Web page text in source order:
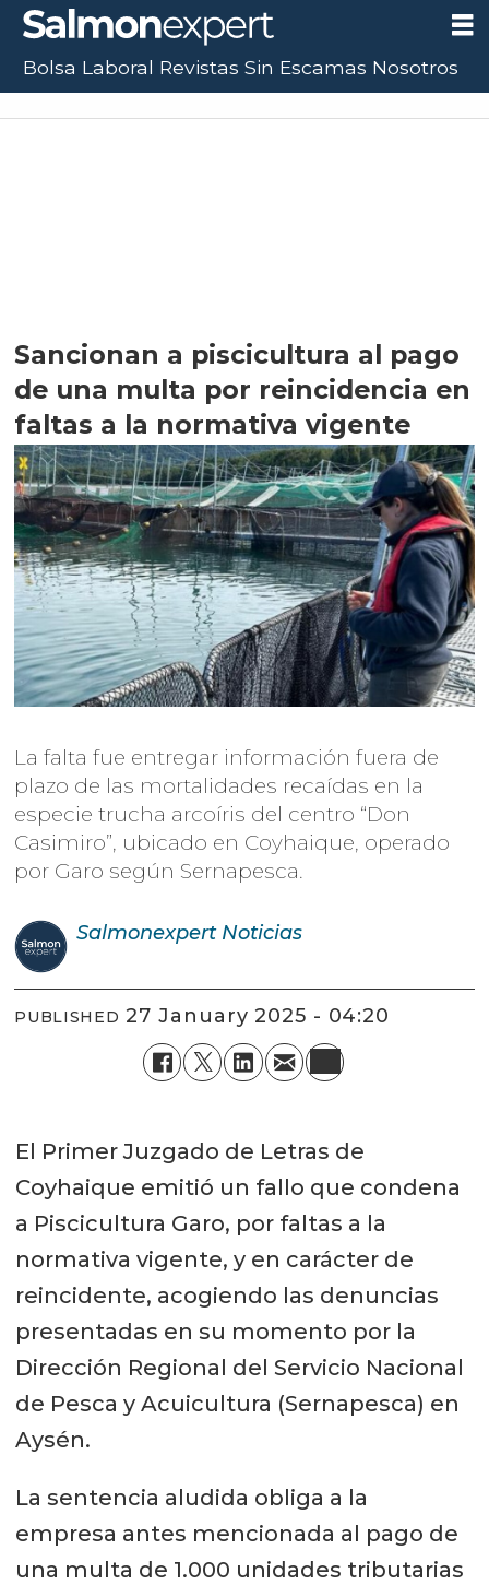
Sancionan a piscicultura al pago
de una multa por reincidencia en
faltas a la normativa vigente
La falta fue entregar información fuera de
plazo de las mortalidades recaídas en la
especie trucha arcoíris del centro “Don
Casimiro”, ubicado en Coyhaique, operado
por Garo según Sernapesca.
Salmonexpert Noticias
PUBLISHED 27 January 2025 - 04:20
El Primer Juzgado de Letras de
Coyhaique emitió un fallo que condena
a Piscicultura Garo, por faltas a la
normativa vigente, y en carácter de
reincidente, acogiendo las denuncias
presentadas en su momento por la
Dirección Regional del Servicio Nacional
de Pesca y Acuicultura (Sernapesca) en
Aysén.
La sentencia aludida obliga a la
empresa antes mencionada al pago de
una multa de 1.000 unidades tributarias
Bolsa Laboral Revistas Sin Escamas Nosotros